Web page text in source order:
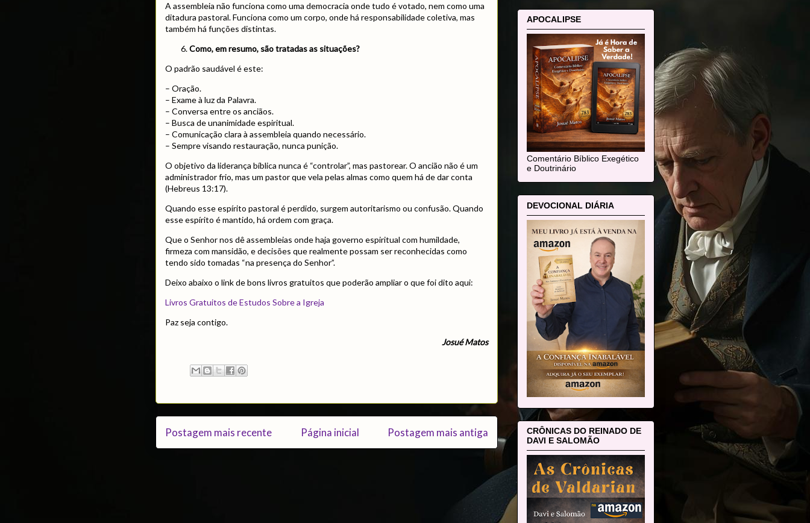
A assembleia não funciona como uma democracia onde tudo é votado, nem como uma
ditadura pastoral. Funciona como um corpo, onde há responsabilidade coletiva, mas
também há funções distintas.
Como, em resumo, são tratadas as situações?
O padrão saudável é este:
– Oração.
– Exame à luz da Palavra.
– Conversa entre os anciãos.
– Busca de unanimidade espiritual.
– Comunicação clara à assembleia quando necessário.
– Sempre visando restauração, nunca punição.
O objetivo da liderança bíblica nunca é “controlar”, mas pastorear. O ancião não é um
administrador frio, mas um pastor que vela pelas almas como quem há de dar conta
(Hebreus 13:17).
Quando esse espírito pastoral é perdido, surgem autoritarismo ou confusão. Quando
esse espírito é mantido, há ordem com graça.
Que o Senhor nos dê assembleias onde haja governo espiritual com humildade,
firmeza com mansidão, e decisões que realmente possam ser reconhecidas como
tendo sido tomadas “na presença do Senhor”.
Deixo abaixo o link de bons livros gratuitos que poderão ampliar o que foi dito aqui:
Livros Gratuitos de Estudos Sobre a Igreja
Paz seja contigo.
Josué Matos
Postagem mais recente Postagem mais antiga
Página inicial
APOCALIPSE
Comentário Bíblico Exegético
e Doutrinário
DEVOCIONAL DIÁRIA
CRÔNICAS DO REINADO DE
DAVI E SALOMÃO